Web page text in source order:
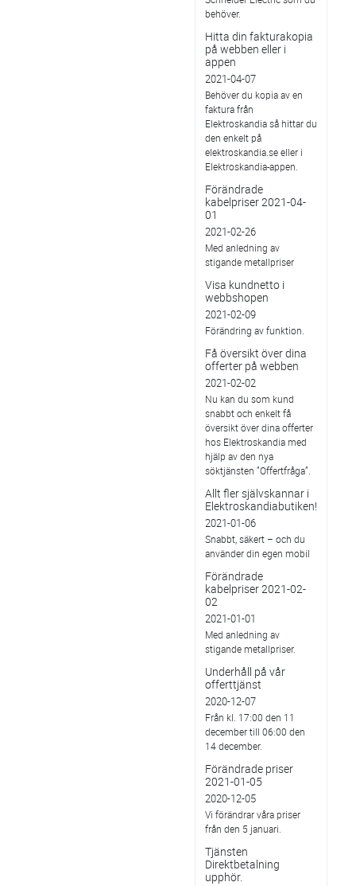
behöver.
Hitta din fakturakopia
på webben eller i
appen
2021-04-07
Behöver du kopia av en
faktura från
Elektroskandia så hittar du
den enkelt på
elektroskandia.se eller i
Elektro­skandia-appen.
Förändrade
kabelpriser 2021-04-
01
2021-02-26
Med anledning av
stigande metallpriser
Visa kundnetto i
webbshopen
2021-02-09
Förändring av funktion.
Få översikt över dina
offerter på webben
2021-02-02
Nu kan du som kund
snabbt och enkelt få
översikt över dina offerter
hos Elektroskandia med
hjälp av den nya
söktjänsten ”Offertfråga”.
Allt fler självskannar i
Elektroskandiabutiken!
2021-01-06
Snabbt, säkert – och du
använder din egen mobil
Förändrade
kabelpriser 2021-02-
02
2021-01-01
Med anledning av
stigande metallpriser.
Underhåll på vår
offerttjänst
2020-12-07
Från kl. 17:00 den 11
december till 06:00 den
14 december.
Förändrade priser
2021-01-05
2020-12-05
Vi förändrar våra priser
från den 5 januari.
Tjänsten
Direktbetalning
upphör.